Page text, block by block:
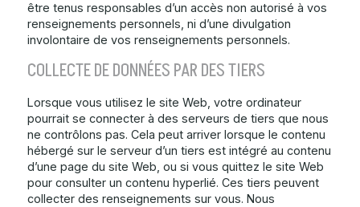
être tenus responsables d’un accès non autorisé à vos
renseignements personnels, ni d’une divulgation
involontaire de vos renseignements personnels.
COLLECTE DE DONNÉES PAR DES TIERS
Lorsque vous utilisez le site Web, votre ordinateur
pourrait se connecter à des serveurs de tiers que nous
ne contrôlons pas. Cela peut arriver lorsque le contenu
hébergé sur le serveur d’un tiers est intégré au contenu
d’une page du site Web, ou si vous quittez le site Web
pour consulter un contenu hyperlié. Ces tiers peuvent
collecter des renseignements sur vous. Nous